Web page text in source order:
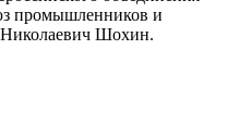
промышленников и
Шохин.